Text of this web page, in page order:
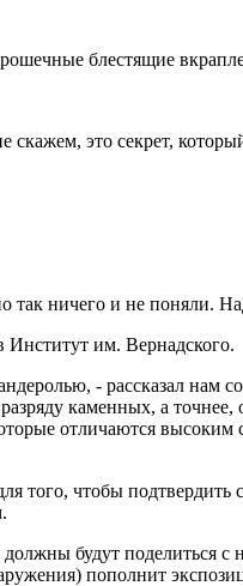
блестящие
это секрет,
так ничего и не
им. Вернадского.
- рассказал нам
разряду каменных, а
отличаются
чтобы подтвердить
будут поделиться
пополнит